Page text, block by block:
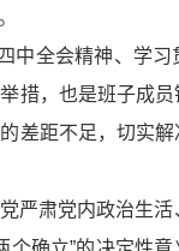
中全会精神、学
措，也是班子成
差距不足，切实
肃党内政治生活